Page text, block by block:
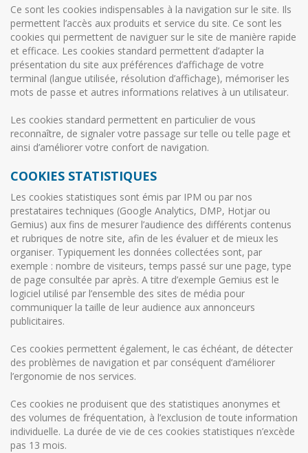
Ce sont les cookies indispensables à la navigation sur le site. Ils
permettent l’accès aux produits et service du site. Ce sont les
cookies qui permettent de naviguer sur le site de manière rapide
et efficace. Les cookies standard permettent d’adapter la
présentation du site aux préférences d’affichage de votre
terminal (langue utilisée, résolution d’affichage), mémoriser les
mots de passe et autres informations relatives à un utilisateur.
Les cookies standard permettent en particulier de vous
reconnaître, de signaler votre passage sur telle ou telle page et
ainsi d’améliorer votre confort de navigation.
COOKIES STATISTIQUES
Les cookies statistiques sont émis par IPM ou par nos
prestataires techniques (Google Analytics, DMP, Hotjar ou
Gemius) aux fins de mesurer l’audience des différents contenus
et rubriques de notre site, afin de les évaluer et de mieux les
organiser. Typiquement les données collectées sont, par
exemple : nombre de visiteurs, temps passé sur une page, type
de page consultée par après. A titre d’exemple Gemius est le
logiciel utilisé par l’ensemble des sites de média pour
communiquer la taille de leur audience aux annonceurs
publicitaires.
Ces cookies permettent également, le cas échéant, de détecter
des problèmes de navigation et par conséquent d’améliorer
l’ergonomie de nos services.
Ces cookies ne produisent que des statistiques anonymes et
des volumes de fréquentation, à l’exclusion de toute information
individuelle. La durée de vie de ces cookies statistiques n’excède
pas 13 mois.